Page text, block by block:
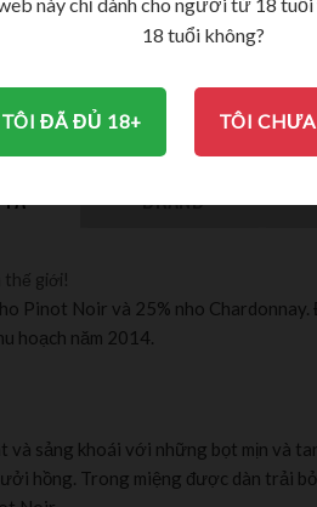
12%
BRAND
thế giới!
Pinot Noir và 25% nho
hoạch năm 2014.
sảng khoái với những bọt mịn và
hồng. Trong miệng được dàn trải
18 tuổi không?
TÔI ĐÃ ĐỦ 18+ TÔI